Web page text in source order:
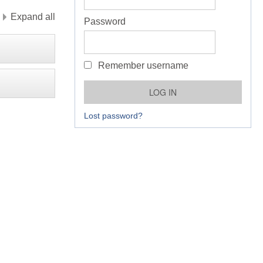
Expand all Password
Remember username
Lost password?